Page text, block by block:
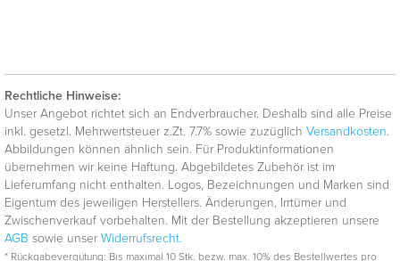
Rechtliche Hinweise:
Unser Angebot richtet sich an Endverbraucher. Deshalb sind alle Preise
inkl. gesetzl. Mehrwertsteuer z.Zt. 7.7% sowie zuzüglich Versandkosten.
Abbildungen können ähnlich sein. Für Produktinformationen
übernehmen wir keine Haftung. Abgebildetes Zubehör ist im
Lieferumfang nicht enthalten. Logos, Bezeichnungen und Marken sind
Eigentum des jeweiligen Herstellers. Änderungen, Irrtümer und
Zwischenverkauf vorbehalten. Mit der Bestellung akzeptieren unsere
AGB sowie unser Widerrufsrecht.
* Rückgabevergütung: Bis maximal 10 Stk. bezw. max. 10% des Bestellwertes pro